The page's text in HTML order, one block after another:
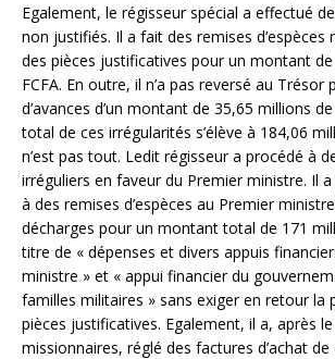
Egalement, le régisseur spécial a effectué
non justifiés. Il a fait des remises d’espèces
des pièces justificatives pour un montant
FCFA. En outre, il n’a pas reversé au Trésor
d’avances d’un montant de 35,65 millions
total de ces irrégularités s’élève à 184,06
n’est pas tout. Ledit régisseur a procédé à
irréguliers en faveur du Premier ministre. Il
à des remises d’espèces au Premier
décharges pour un montant total de 171
titre de « dépenses et divers appuis
ministre » et « appui financier du
familles militaires » sans exiger en retour la
pièces justificatives. Egalement, il a, après
missionnaires, réglé des factures d’achat